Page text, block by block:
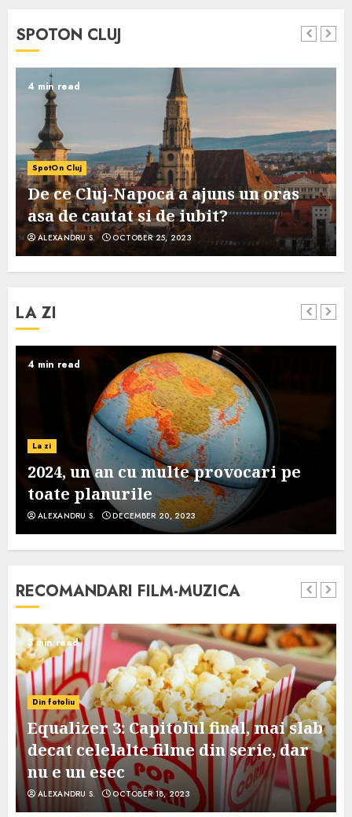
SPOTON CLUJ
4 min read
SpotOn Cluj
De ce Cluj-Napoca a ajuns un oras
asa de cautat si de iubit?
ALEXANDRU S. OCTOBER 25, 2023
LA ZI
4 min read
La zi
2024, un an cu multe provocari pe
toate planurile
ALEXANDRU S. DECEMBER 20, 2023
RECOMANDARI FILM-MUZICA
3 min read
Din fotoliu
Equalizer 3: Capitolul final, mai slab
decat celelalte filme din serie, dar
nu e un esec
ALEXANDRU S. OCTOBER 18, 2023